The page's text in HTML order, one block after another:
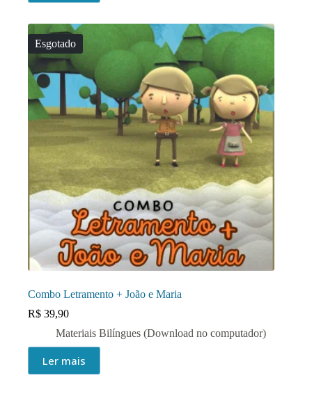
Esgotado
Combo Letramento + João e Maria
R$ 39,90
Materiais Bilíngues (Download no computador)
Ler mais